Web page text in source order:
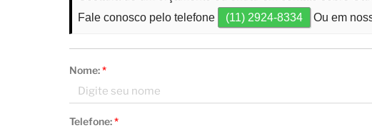
Fale conosco pelo telefone
(11) 2924-8334 Ou em
Nome:*
Telefone:*